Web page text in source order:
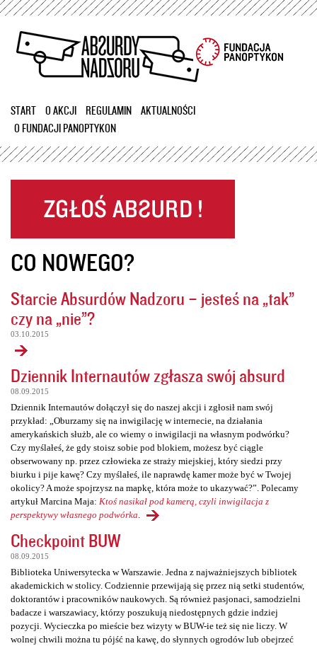
Przejdź
treści
START O AKCJI REGULAMIN
AKTUALNOŚCI
O FUNDACJI PANOPTYKON
CO NOWEGO?
Starcie Absurdów Nadzoru – jesteś na „tak”
czy na „nie”?
03.10.2015
Dziennik Internautów zgłasza swój absurd
08.09.2015
Dziennik Internautów dołączył się do naszej akcji i zgłosił nam swój
przykład: „Oburzamy się na inwigilację w internecie, na działania
amerykańskich służb, ale co wiemy o inwigilacji na własnym podwórku?
Czy myślałeś, że gdy stoisz sobie pod blokiem, możesz być ciągle
obserwowany np. przez człowieka ze straży miejskiej, który siedzi przy
biurku i pije kawę? Czy myślałeś, ile naprawdę kamer może być w Twojej
okolicy? A może spojrzysz na mapkę, która może to ukazywać?”. Polecamy
artykuł Marcina Maja: Ktoś nasikał pod kamerą, czyli inwigilacja z
perspektywy własnego podwórka
Checkpoint BUW
08.09.2015
Biblioteka Uniwersytecka w Warszawie. Jedna z najważniejszych bibliotek
akademickich w stolicy. Codziennie przewijają się przez nią setki studentów,
doktorantów i pracowników naukowych. Są również pasjonaci, samodzielni
badacze i warszawiacy, którzy poszukują niedostępnych gdzie indziej
pozycji. Wycieczka po mieście bez wizyty w BUW-ie też się nie liczy. W
wolnej chwili można tu pójść na kawę, do słynnych ogrodów lub obejrzeć